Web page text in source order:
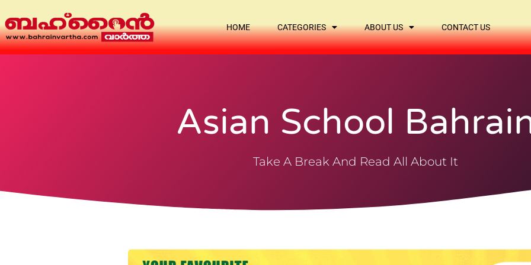
HOME CATEGORIES ABOUT US CONTACT US
Asian School
Take A Break And Read All About It